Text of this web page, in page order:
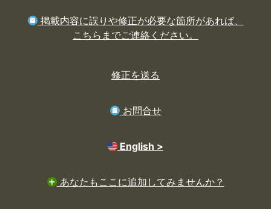
掲載内容に誤りや修正が必要な箇所があれば、
こちらまでご連絡ください。
修正を送る
お問合せ
English >
あなたもここに追加してみませんか？